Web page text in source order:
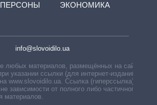
ЭКОНОМИКА
info@slovoidilo.ua
любых материалов, размещённых на сайте,
указании ссылки (для интернет-изданий —
www.slovoidilo.ua. Ссылка (гиперссылка)
зависимости от полного либо частичного
материалов.